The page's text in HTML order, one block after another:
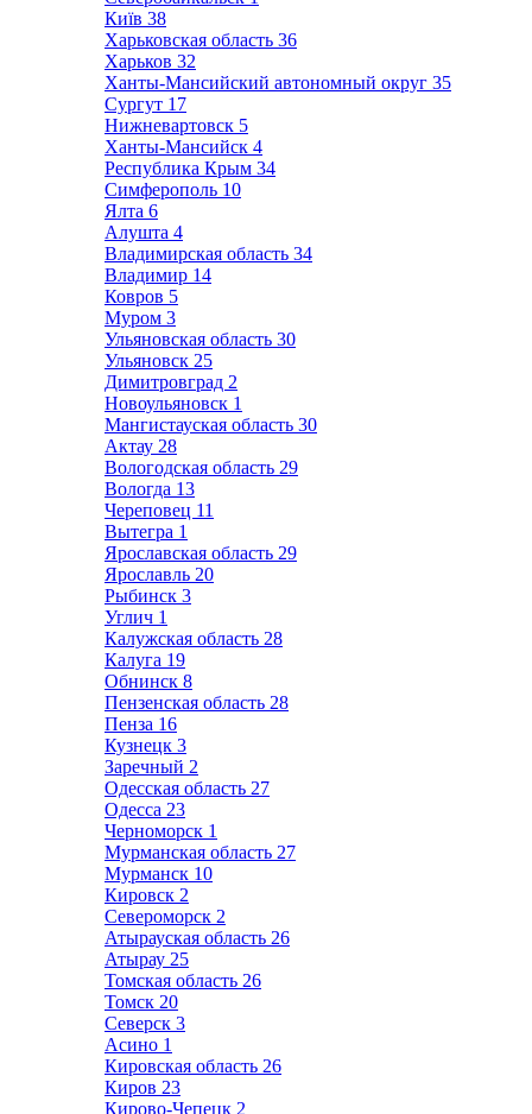
Київ 38
Харьковская область 36
Харьков 32
Ханты-Мансийский автономный округ 35
Сургут 17
Нижневартовск 5
Ханты-Мансийск 4
Республика Крым 34
Симферополь 10
Ялта 6
Алушта 4
Владимирская область 34
Владимир 14
Ковров 5
Муром 3
Ульяновская область 30
Ульяновск 25
Димитровград 2
Новоульяновск 1
Мангистауская область 30
Актау 28
Вологодская область 29
Вологда 13
Череповец 11
Вытегра 1
Ярославская область 29
Ярославль 20
Рыбинск 3
Углич 1
Калужская область 28
Калуга 19
Обнинск 8
Пензенская область 28
Пенза 16
Кузнецк 3
Заречный 2
Одесская область 27
Одесса 23
Черноморск 1
Мурманская область 27
Мурманск 10
Кировск 2
Североморск 2
Атырауская область 26
Атырау 25
Томская область 26
Томск 20
Северск 3
Асино 1
Кировская область 26
Киров 23
Кирово-Чепецк 2